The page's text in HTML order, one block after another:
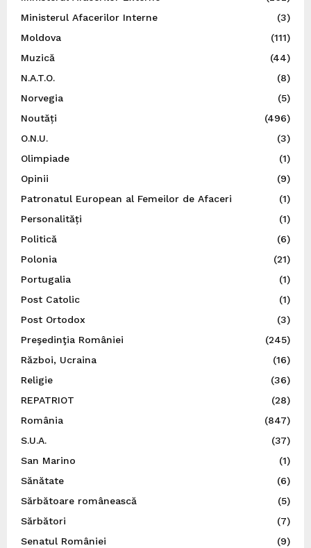
Ministerul Afacerilor Interne
(3)
Moldova
(111)
Muzică
(44)
N.A.T.O.
(8)
Norvegia
(5)
Noutăți
(496)
O.N.U.
(3)
Olimpiade
(1)
Opinii
(9)
Patronatul European al Femeilor de Afaceri
(1)
Personalități
(1)
Politică
(6)
Polonia
(21)
Portugalia
(1)
Post Catolic
(1)
Post Ortodox
(3)
Preşedinţia României
(245)
Război, Ucraina
(16)
Religie
(36)
REPATRIOT
(28)
România
(847)
S.U.A.
(37)
San Marino
(1)
Sănătate
(6)
Sărbătoare românească
(5)
Sărbători
(7)
Senatul României
(9)